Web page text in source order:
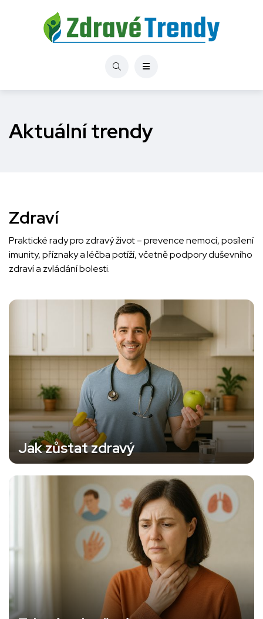
Aktuální trendy
Zdraví
Praktické rady pro zdravý život – prevence nemocí, posílení
imunity, příznaky a léčba potíží, včetně podpory duševního
zdraví a zvládání bolesti.
Jak zůstat zdravý